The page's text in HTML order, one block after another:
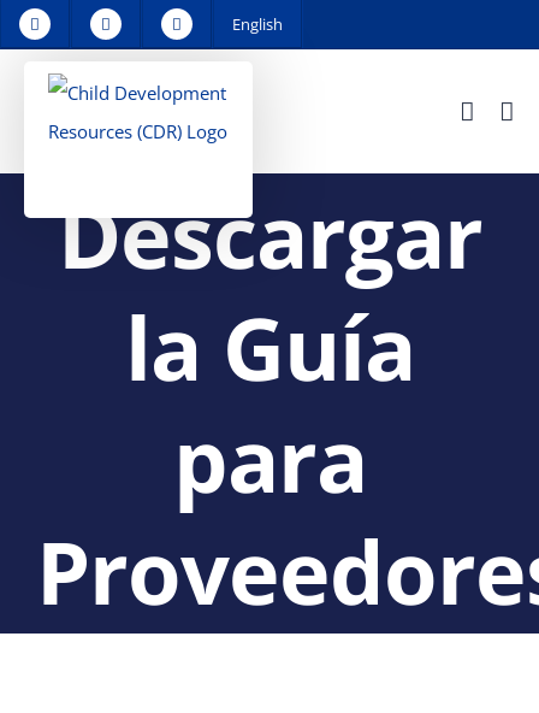
Skip
to
content
English
Descargar
la Guía
para